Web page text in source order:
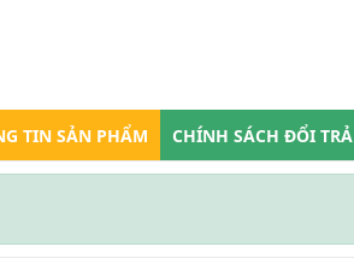
TIN SẢN PHẨM CHÍNH SÁCH ĐỔI TRẢ